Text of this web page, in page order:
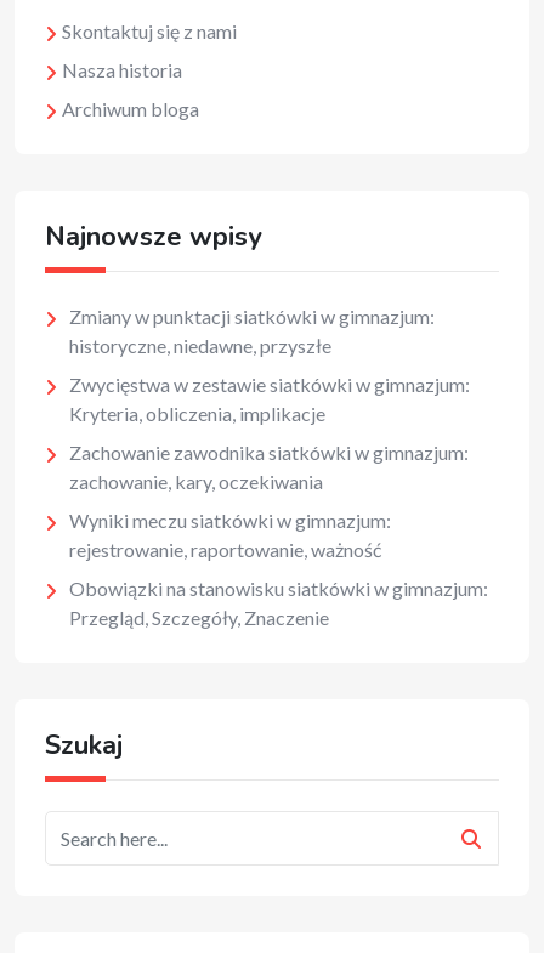
Skontaktuj się z nami
Nasza historia
Archiwum bloga
Najnowsze wpisy
Zmiany w punktacji siatkówki w gimnazjum:
historyczne, niedawne, przyszłe
Zwycięstwa w zestawie siatkówki w gimnazjum:
Kryteria, obliczenia, implikacje
Zachowanie zawodnika siatkówki w gimnazjum:
zachowanie, kary, oczekiwania
Wyniki meczu siatkówki w gimnazjum:
rejestrowanie, raportowanie, ważność
Obowiązki na stanowisku siatkówki w gimnazjum:
Przegląd, Szczegóły, Znaczenie
Szukaj